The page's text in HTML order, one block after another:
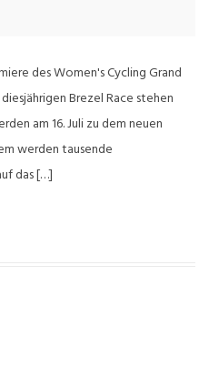
des Women's Cycling Grand
Brezel Race stehen
am 16. Juli zu dem neuen
werden tausende
das […]